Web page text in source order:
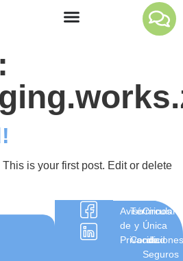
is your first post. Edit or delete
Aviso
de
Privacidad
Términos
y
Circular
Única
de
Seguros